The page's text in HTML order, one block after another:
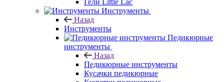
Гели Little Lac
Инструменты
Назад
Инструменты
Педикюрные
инструменты
Назад
Педикюрные инструменты
Кусачки педикюрные